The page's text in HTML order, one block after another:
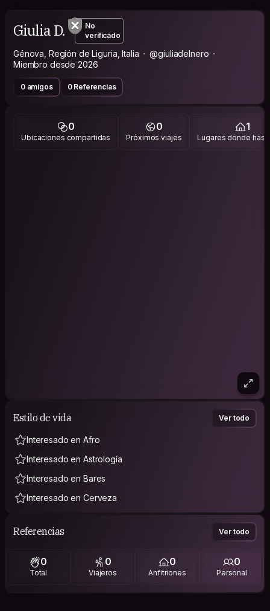
Giulia D.
No
verificado
Génova, Región de Liguria, Italia
@giuliadelnero
Miembro desde 2026
0 amigos 0 Referencias
0
Ubicaciones compartidas
0
Próximos viajes
1
Lugares donde has
Estilo de vida Ver todo
Interesado en Afro
Interesado en Astrología
Interesado en Bares
Interesado en Cerveza
Referencias Ver todo
0
Total
0
Viajeros
0
Anfitriones
0
Personal